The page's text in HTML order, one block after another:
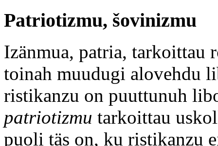
Patriotizmu, šovinizmu
Izänmua, patria,
toinah muudugi alovehdu
ristikanzu on puuttunuh
patriotizmu tarkoittau
puoli täs on, ku ristikanzu